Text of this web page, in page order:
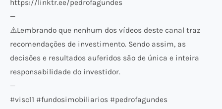
https://linktr.ee/pedrofagundes
—
⚠️​Lembrando que nenhum dos vídeos deste canal traz
recomendações de investimento. Sendo assim, as
decisões e resultados auferidos são de única e inteira
responsabilidade do investidor.
—
#visc11 #fundosimobiliarios #pedrofagundes